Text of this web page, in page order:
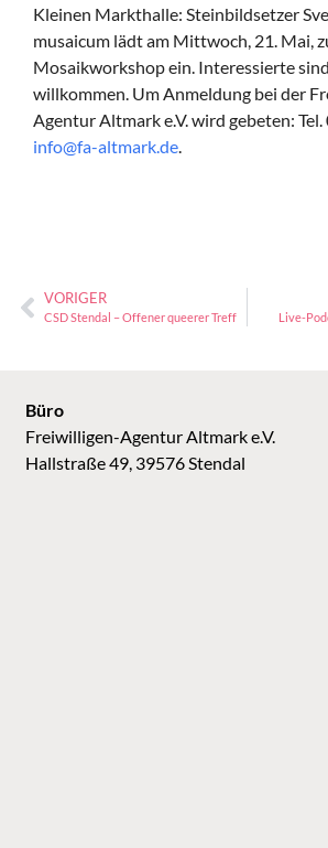
Kleinen Markthalle: Steinbildsetzer
musaicum lädt am Mittwoch, 21. Mai,
Mosaikworkshop ein. Interessierte
willkommen. Um Anmeldung bei der
Agentur Altmark e.V. wird gebeten:
info@fa-altmark.de.
VORIGER
CSD Stendal – Offener queerer Treff Live-
Büro
Freiwilligen-Agentur Altmark e.V.
Hallstraße 49, 39576 Stendal